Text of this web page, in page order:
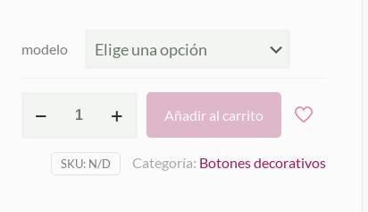
modelo
Country
Añadir al carrito
SKU: N/D Categoría: Botones decorativos